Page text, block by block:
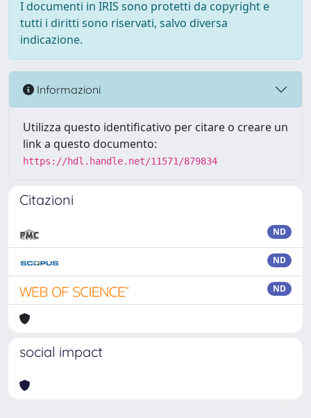
I documenti in IRIS sono protetti da copyright e
tutti i diritti sono riservati, salvo diversa
indicazione.
Informazioni
Utilizza questo identificativo per citare o creare un
link a questo documento:
https://hdl.handle.net/11571/879834
Citazioni
ND
ND
ND
social impact